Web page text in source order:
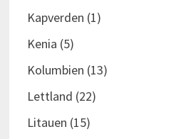
Kapverden (1)
Kenia (5)
Kolumbien (13)
Lettland (22)
Litauen (15)